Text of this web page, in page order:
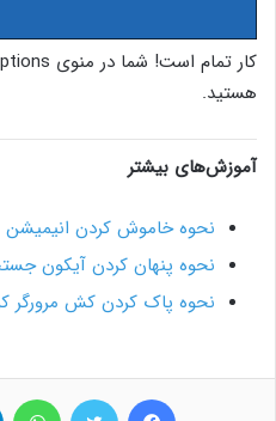
هستید.
آموزش‌های بیشتر
نحوه خاموش کردن انیمیشن ها
نحوه پنهان کردن آیکون
نحوه پاک کردن کش مرورگر